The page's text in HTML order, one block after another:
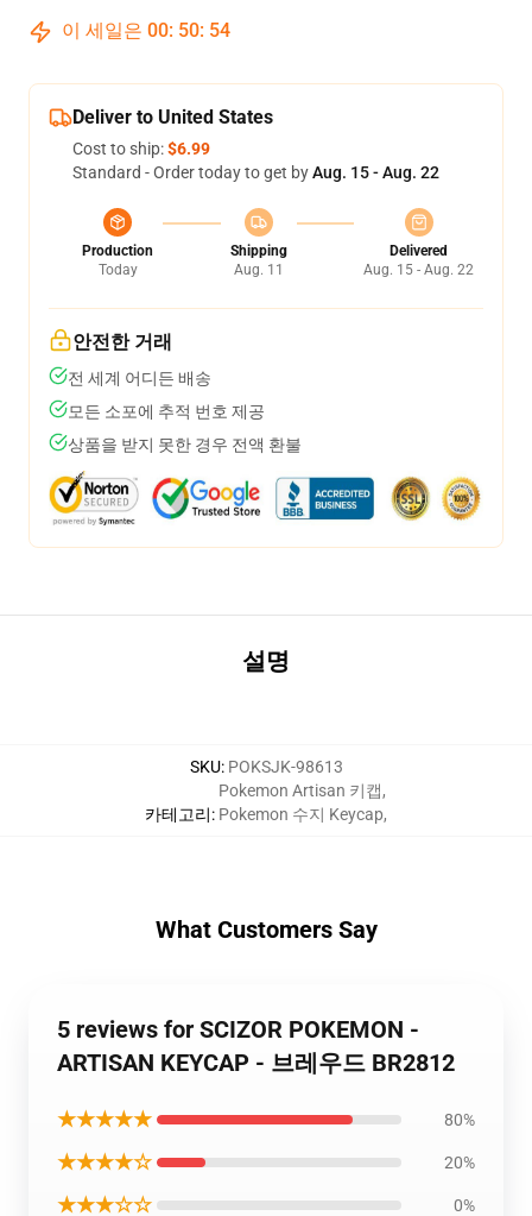
이 세일은 00: 50: 54
Deliver to United States
Cost to ship:$6.99
Standard - Order today to get byAug. 15 - Aug. 22
Production
Today
Shipping
Aug. 11
Delivered
Aug. 15 - Aug. 22
안전한 거래
전 세계 어디든 배송
모든 소포에 추적 번호 제공
상품을 받지 못한 경우 전액 환불
설명
SKU: POKSJK-98613
카테고리:
Pokemon Artisan 키캡,
Pokemon 수지 Keycap,
What Customers Say
5 reviews for SCIZOR POKEMON -
ARTISAN KEYCAP - 브레우드 BR2812
★★★★★ 80%
★★★★☆ 20%
★★★☆☆ 0%